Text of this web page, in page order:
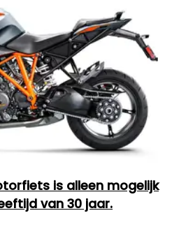
is alleen mogelijk
van 30 jaar.